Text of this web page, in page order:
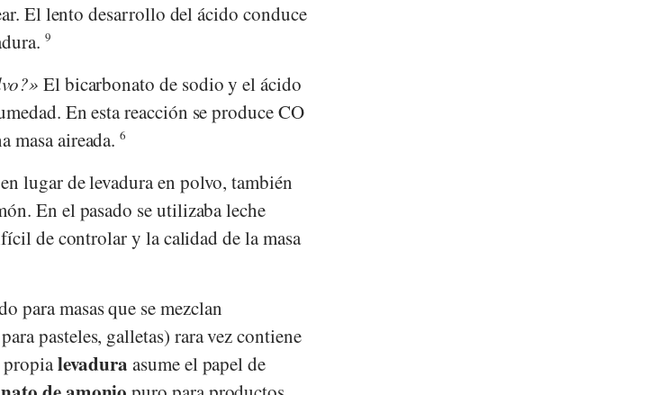
El lento desarrollo del ácido conduce
9
El bicarbonato de sodio y el ácido
En esta reacción se produce CO
masa aireada.6
lugar de levadura en polvo, también
En el pasado se utilizaba leche
de controlar y la calidad de la masa
para masas que se mezclan
pasteles, galletas) rara vez contiene
propialevadura asume el papel de